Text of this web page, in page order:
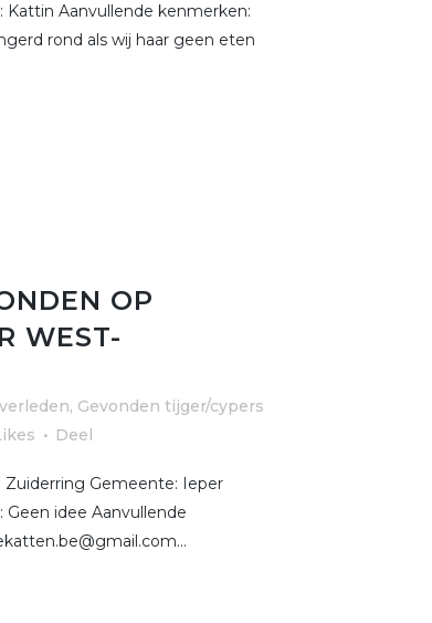
Kattin Aanvullende kenmerken:
rond als wij haar geen eten
OP
WEST-
, Gevonden tijger/cypers
Deel
Zuiderring Gemeente: Ieper
Geen idee Aanvullende